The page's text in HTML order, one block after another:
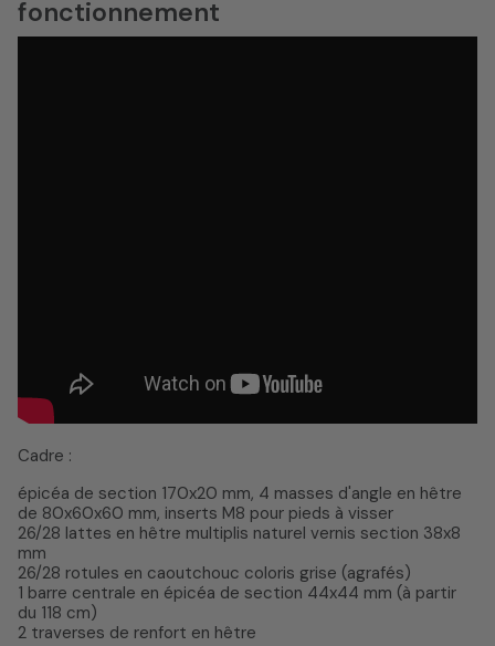
fonctionnement
Cadre :
épicéa de section 170x20 mm, 4 masses d'angle en hêtre
de 80x60x60 mm, inserts M8 pour pieds à visser
26/28 lattes en hêtre multiplis naturel vernis section 38x8
mm
26/28 rotules en caoutchouc coloris grise (agrafés)
1 barre centrale en épicéa de section 44x44 mm (à partir
du 118 cm)
2 traverses de renfort en hêtre